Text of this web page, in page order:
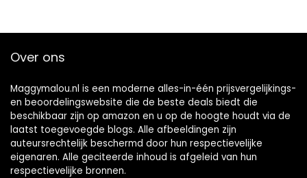
Over ons
Maggymalou.nl is een moderne alles-in-één prijsvergelijkings-
en beoordelingswebsite die de beste deals biedt die
beschikbaar zijn op amazon en u op de hoogte houdt via de
laatst toegevoegde blogs. Alle afbeeldingen zijn
auteursrechtelijk beschermd door hun respectievelijke
eigenaren. Alle geciteerde inhoud is afgeleid van hun
respectievelijke bronnen.